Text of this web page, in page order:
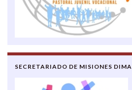
SECRETARIADO DE MISIONES DIMA